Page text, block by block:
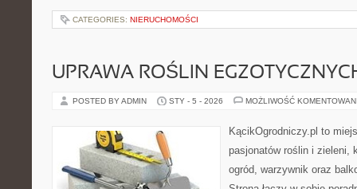
CATEGORIES: NIERUCHOMOŚCI
UPRAWA ROŚLIN
POSTED BY ADMIN STY - 5 - 2026 MOŻLIWOŚĆ
KącikOgrodniczy.pl to
pasjonatów roślin i zieleni,
ogród, warzywnik oraz